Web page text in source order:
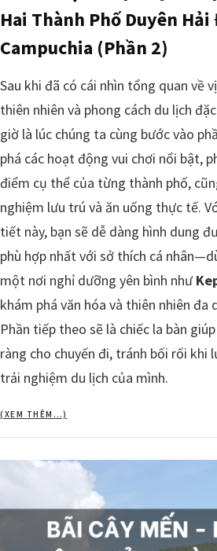
Hai Thành Phố Duyên
Campuchia (Phần 2)
Sau khi đã có cái nhìn tổng quan về
thiên nhiên và phong cách du lịch
giờ là lúc chúng ta cùng bước vào
phá các hoạt động vui chơi nổi bật,
điểm cụ thể của từng thành phố,
nghiệm lưu trú và ăn uống thực tế.
tiết này, bạn sẽ dễ dàng hình dung
phù hợp nhất với sở thích cá
một nơi nghỉ dưỡng yên bình như
khám phá văn hóa và thiên nhiên đa
Phần tiếp theo sẽ là chiếc la bàn
ràng cho chuyến đi, tránh bối rối khi
trải nghiệm du lịch của mình.
(XEM THÊM…)